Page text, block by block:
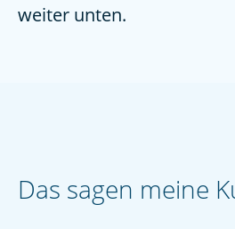
weiter unten.
Das sagen meine